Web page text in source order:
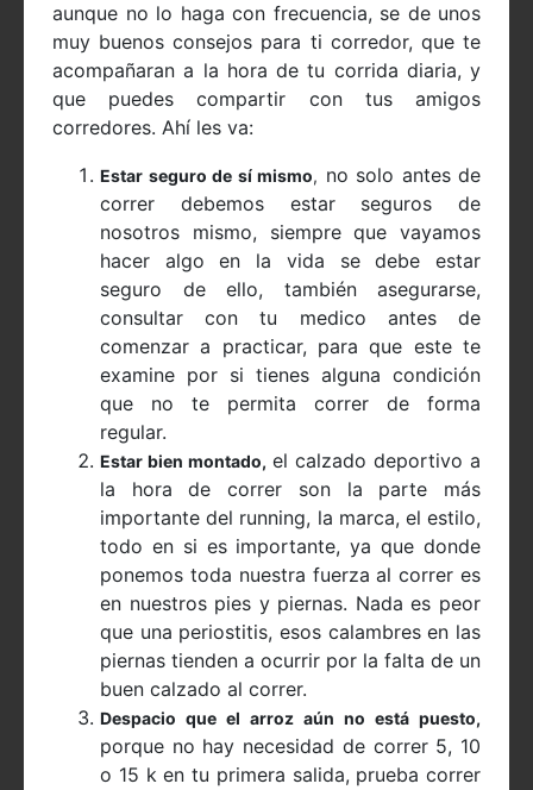
aunque no lo haga con frecuencia, se de unos
muy buenos consejos para ti corredor, que te
acompañaran a la hora de tu corrida diaria, y
que puedes compartir con tus amigos
corredores. Ahí les va:
Estar seguro de sí mismo, no solo antes de
correr debemos estar seguros de
nosotros mismo, siempre que vayamos
hacer algo en la vida se debe estar
seguro de ello, también asegurarse,
consultar con tu medico antes de
comenzar a practicar, para que este te
examine por si tienes alguna condición
que no te permita correr de forma
regular.
Estar bien montado, el calzado deportivo a
la hora de correr son la parte más
importante del running, la marca, el estilo,
todo en si es importante, ya que donde
ponemos toda nuestra fuerza al correr es
en nuestros pies y piernas. Nada es peor
que una periostitis, esos calambres en las
piernas tienden a ocurrir por la falta de un
buen calzado al correr.
Despacio que el arroz aún no está puesto,
porque no hay necesidad de correr 5, 10
o 15 k en tu primera salida, prueba correr